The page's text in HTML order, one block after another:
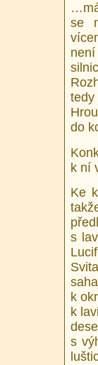
se
do
k ní
Ke
s
k
k
s